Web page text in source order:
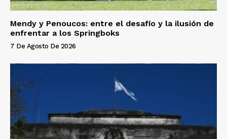
Mendy y Penoucos: entre el desafío y la ilusión de
enfrentar a los Springboks
7 De Agosto De 2026